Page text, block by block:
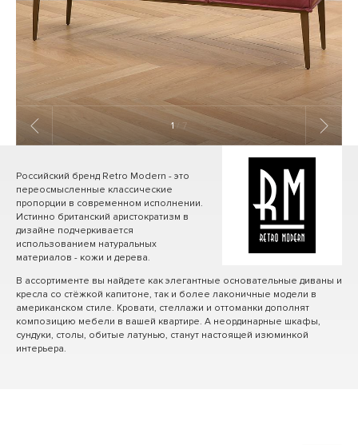
1 / 7
Российский бренд Retro Modern - это
переосмысленные классические
пропорции в современном исполнении.
Истинно британский аристократизм в
дизайне подчеркивается
использованием натуральных
материалов - кожи и дерева.
В ассортименте вы найдете как элегантные основательные диваны и
кресла со стёжкой капитоне, так и более лаконичные модели в
американском стиле. Кровати, стеллажи и оттоманки дополнят
композицию мебели в вашей квартире. А неординарные шкафы,
сундуки, столы, обитые латунью, станут настоящей изюминкой
интерьера.